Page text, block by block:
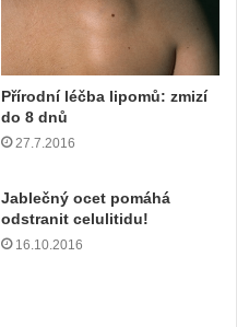
Přírodní léčba lipomů: zmizí
do 8 dnů
27.7.2016
Jablečný ocet pomáhá
odstranit celulitidu!
16.10.2016